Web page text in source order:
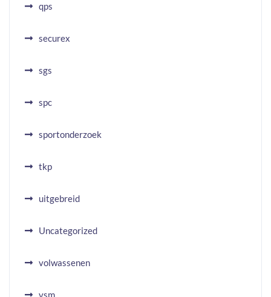
qps
securex
sgs
spc
sportonderzoek
tkp
uitgebreid
Uncategorized
volwassenen
vsm